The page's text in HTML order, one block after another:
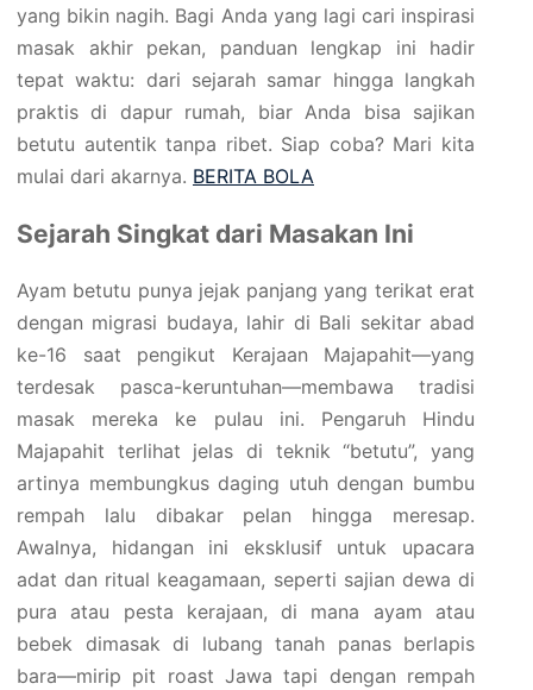
yang bikin nagih. Bagi Anda yang lagi cari inspirasi
masak akhir pekan, panduan lengkap ini hadir
tepat waktu: dari sejarah samar hingga langkah
praktis di dapur rumah, biar Anda bisa sajikan
betutu autentik tanpa ribet. Siap coba? Mari kita
mulai dari akarnya. BERITA BOLA
Sejarah Singkat dari Masakan Ini
Ayam betutu punya jejak panjang yang terikat erat
dengan migrasi budaya, lahir di Bali sekitar abad
ke-16 saat pengikut Kerajaan Majapahit—yang
terdesak pasca-keruntuhan—membawa tradisi
masak mereka ke pulau ini. Pengaruh Hindu
Majapahit terlihat jelas di teknik “betutu”, yang
artinya membungkus daging utuh dengan bumbu
rempah lalu dibakar pelan hingga meresap.
Awalnya, hidangan ini eksklusif untuk upacara
adat dan ritual keagamaan, seperti sajian dewa di
pura atau pesta kerajaan, di mana ayam atau
bebek dimasak di lubang tanah panas berlapis
bara—mirip pit roast Jawa tapi dengan rempah